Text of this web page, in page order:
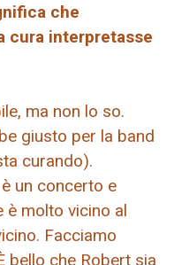
che
cura interpretasse
ma non lo so.
giusto per la band
curando).
un concerto e
è molto vicino al
Facciamo
bello che Robert sia